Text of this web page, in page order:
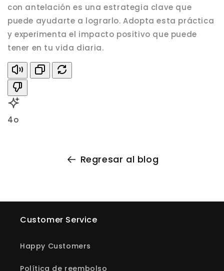
con antelación es una estrategia clave que
puede ayudarte a lograrlo. Adopta esta práctica
y experimenta el impacto positivo que puede
tener en tu vida diaria.
4o
Regresar al blog
Customer Service
Happy Customers
Política de reembolso